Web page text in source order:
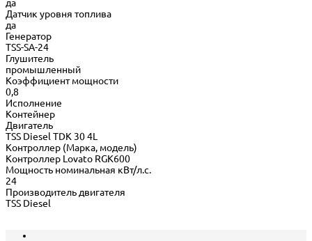
да
Датчик уровня топлива
да
Генератор
TSS-SA-24
Глушитель
промышленный
Коэффициент мощности
0,8
Исполнение
Контейнер
Двигатель
TSS Diesel TDК 30 4L
Контроллер (Марка, модель)
Контроллер Lovato RGK600
Мощность номинальная кВт/л.с.
24
Производитель двигателя
TSS Diesel